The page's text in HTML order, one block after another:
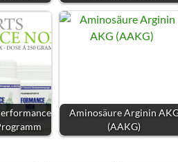
Aminosäure Arginin
(AAKG)